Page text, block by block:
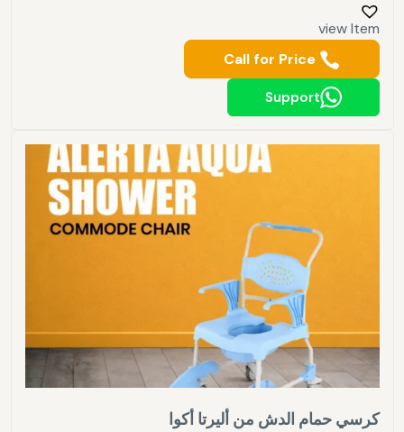
view Item
Call for Price
Support
كرسي حمام الدش من أليرتا أكوا